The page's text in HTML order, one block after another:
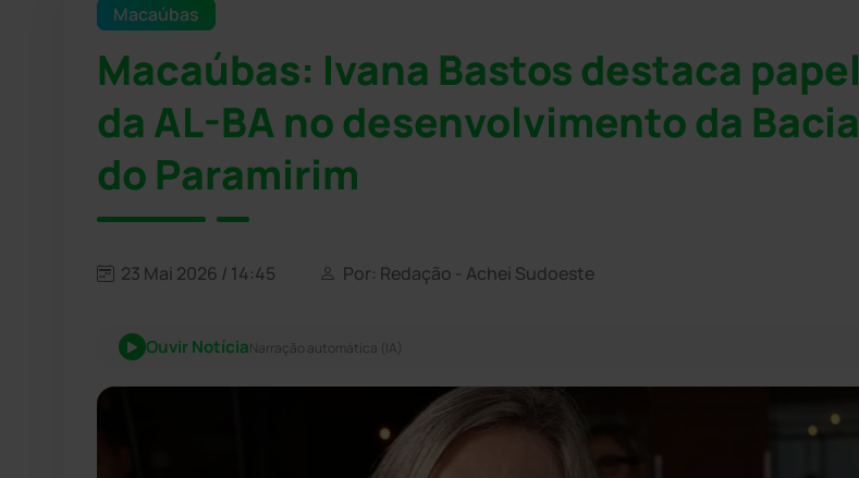
Macaúbas
Macaúbas: Ivana Bastos destaca papel
da AL-BA no desenvolvimento da Bacia
do Paramirim
23 Mai 2026 / 14:45 Por: Redação - Achei Sudoeste
Ouvir NotíciaNarração automática (IA)